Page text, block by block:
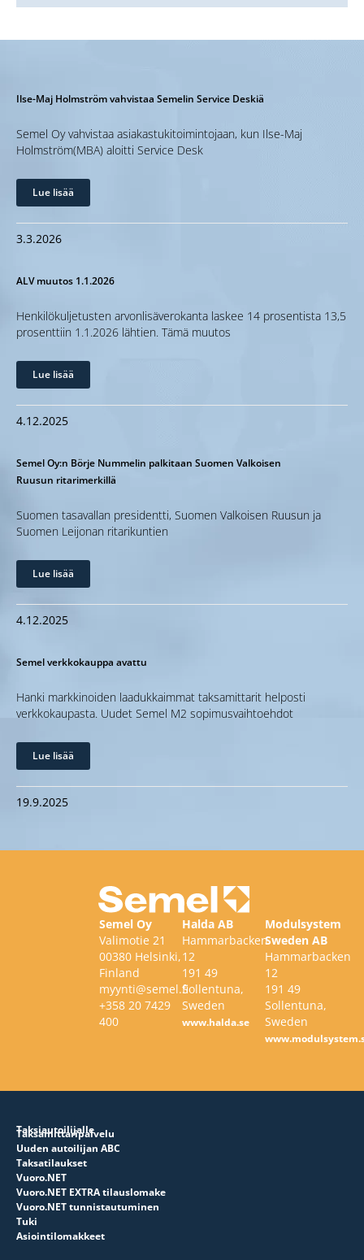
Ilse-Maj Holmström vahvistaa Semelin Service Deskiä
Semel Oy vahvistaa asiakastukitoimintojaan, kun Ilse-Maj
Holmström(MBA) aloitti Service Desk
Lue lisää
3.3.2026
ALV muutos 1.1.2026
Henkilökuljetusten arvonlisäverokanta laskee 14 prosentista 13,5
prosenttiin 1.1.2026 lähtien. Tämä muutos
Lue lisää
4.12.2025
Semel Oy:n Börje Nummelin palkitaan Suomen Valkoisen
Ruusun ritarimerkillä
Suomen tasavallan presidentti, Suomen Valkoisen Ruusun ja
Suomen Leijonan ritarikuntien
Lue lisää
4.12.2025
Semel verkkokauppa avattu
Hanki markkinoiden laadukkaimmat taksamittarit helposti
verkkokaupasta. Uudet Semel M2 sopimusvaihtoehdot
Lue lisää
19.9.2025
Semel Oy
Valimotie 21
00380 Helsinki,
Finland
myynti@semel.fi
+358 20 7429
400
Halda AB
Hammarbacken
12
191 49
Sollentuna,
Sweden
www.halda.se
Modulsystem
Sweden AB
Hammarbacken
12
191 49
Sollentuna,
Sweden
Taksiautoilijalle
Taksamittaripalvelu
Uuden autoilijan ABC
Taksatilaukset
Vuoro.NET
Vuoro.NET EXTRA tilauslomake
Vuoro.NET tunnistautuminen
Tuki
Asiointilomakkeet